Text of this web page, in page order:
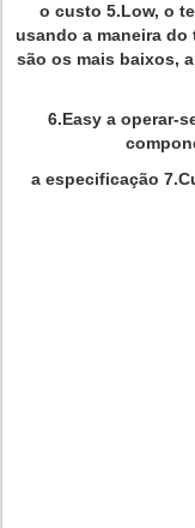
o custo 5.Low, o
usando a maneira
são os mais baixos,
6.Easy a operar-
a especificação